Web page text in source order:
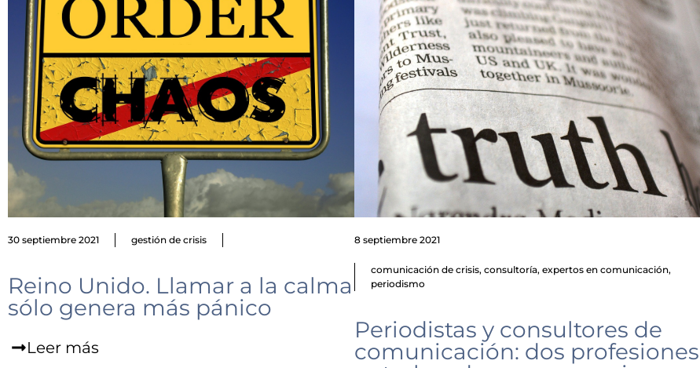
30 septiembre 2021 gestión de crisis
Reino Unido. Llamar a la calma
sólo genera más pánico
Leer más
8 septiembre 2021
comunicación de crisis,consultoría,expertos en comunicación,
periodismo
Periodistas y consultores de
comunicación: dos profesiones